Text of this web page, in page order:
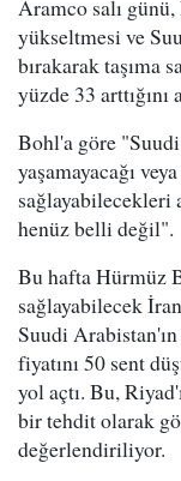
Aramco salı günü,
yükseltmesi ve
bırakarak taşıma
yüzde 33 arttığını
Bohl'a göre "Suudi
yaşamayacağı
sağlayabilecekleri
henüz belli değil".
Bu hafta Hürmüz
sağlayabilecek
Suudi
fiyatını 50 sent
yol açtı. Bu,
bir tehdit olarak
değerlendiriliyor.